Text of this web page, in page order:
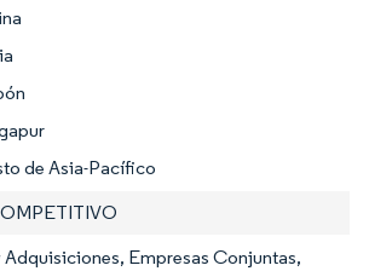
de Asia-Pacífico
Adquisiciones, Empresas Conjuntas,